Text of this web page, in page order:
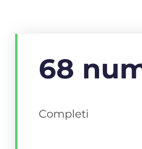
68
Completi